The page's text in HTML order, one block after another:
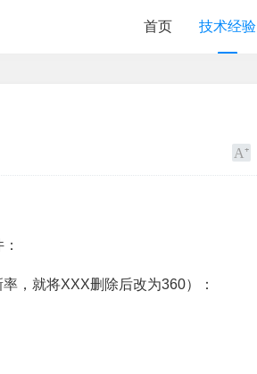
首页 技术经验
，就将XXX删除后改为360）：